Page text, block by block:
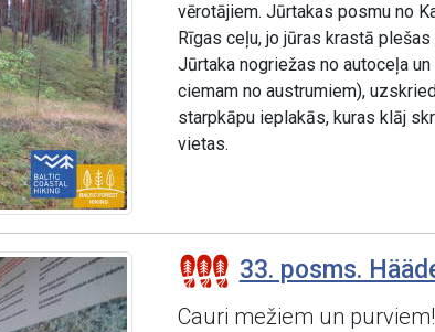
vērotājiem. Jūrtakas posmu no
Rīgas ceļu, jo jūras krastā
Jūrtaka nogriežas no autoceļa
ciemam no austrumiem),
starpkāpu ieplakās, kuras klāj
vietas.
33. posms.
Cauri mežiem un purviem!